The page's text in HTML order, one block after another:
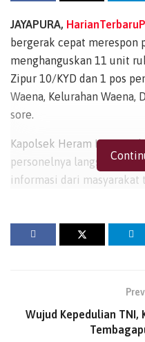
JAYAPURA,
bergerak cepat merespon
menghanguskan 11 unit
Zipur 10/KYD dan 1 pos
Waena, Kelurahan
sore.
Kapolsek Heram IPTU
personelnya langsung
informasi dari masyarakat
melakukan pengamanan
Kebakaran diduga berasal
Samsul Aim setelah saksi
bagian plafon bangunan.
Wujud Kepedulian TNI,